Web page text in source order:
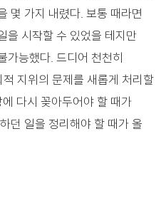
몇 가지 내렸다. 보통 때라면
을 시작할 수 있었을 테지만
가능했다. 드디어 천천히
지위의 문제를 새롭게 처리할
다시 꽂아두어야 할 때가
던 일을 정리해야 할 때가 올